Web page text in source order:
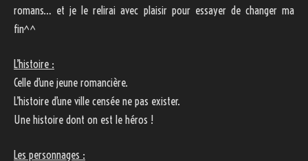
romans… et je le relirai avec plaisir pour essayer de changer ma
fin^^
L’histoire :
Celle d’une jeune romancière.
L’histoire d’une ville censée ne pas exister.
Une histoire dont on est le héros !
Les personnages :